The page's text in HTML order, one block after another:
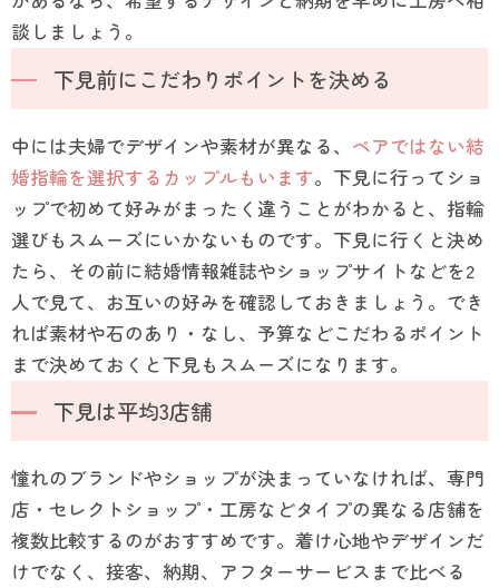
談しましょう。
下見前にこだわりポイントを決める
中には夫婦でデザインや素材が異なる、 ペアではない結
婚指輪を選択するカップルもいます。下見に行ってショ
ップで初めて好みがまったく違うことがわかると、指輪
選びもスムーズにいかないものです。下見に行くと決め
たら、その前に結婚情報雑誌やショップサイトなどを2
人で見て、お互いの好みを確認しておきましょう。でき
れば素材や石のあり・なし、予算などこだわるポイント
まで決めておくと下見もスムーズになります。
下見は平均3店舗
憧れのブランドやショップが決まっていなければ、専門
店・セレクトショップ・工房などタイプの異なる店舗を
複数比較するのがおすすめです。着け心地やデザインだ
けでなく、接客、納期、アフターサービスまで比べる